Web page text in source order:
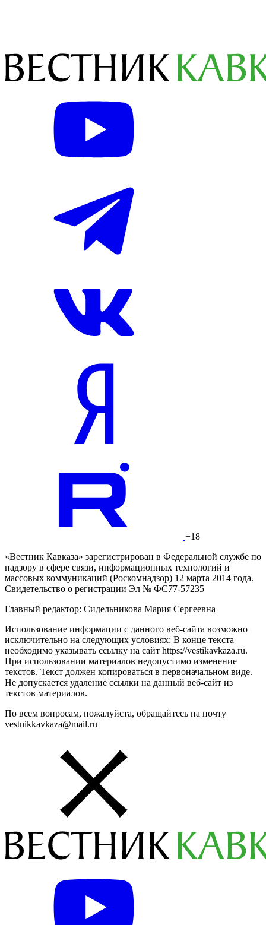
+18
«Вестник Кавказа» зарегистрирован в Федеральной службе по
надзору в сфере связи, информационных технологий и
массовых коммуникаций (Роскомнадзор) 12 марта 2014 года.
Свидетельство о регистрации Эл № ФС77-57235
Главный редактор: Сидельникова Мария Сергеевна
Использование информации с данного веб-сайта возможно
исключительно на следующих условиях: В конце текста
необходимо указывать ссылку на сайт https://vestikavkaza.ru.
При использовании материалов недопустимо изменение
текстов. Текст должен копироваться в первоначальном виде.
Не допускается удаление ссылки на данный веб-сайт из
текстов материалов.
По всем вопросам, пожалуйста, обращайтесь на почту
vestnikkavkaza@mail.ru